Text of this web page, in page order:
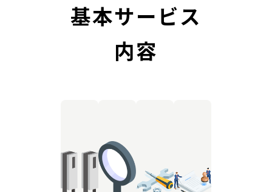
基本サービス
内容